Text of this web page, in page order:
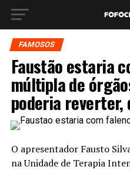
FAMOSOS
Faustão estaria
múltipla de
poderia
O apresentador Fausto
na Unidade de Terapia